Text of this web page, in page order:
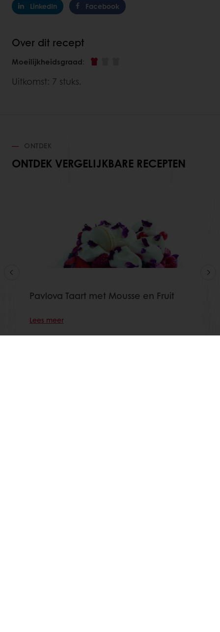
LinkedIn Facebook
Over dit recept
Moeilijkheidsgraad:
Uitkomst: 7 stuks.
ONTDEK
ONTDEK VERGELIJKBARE RECEPTEN
Pavlova Taart met Mousse en Fruit
Lees meer